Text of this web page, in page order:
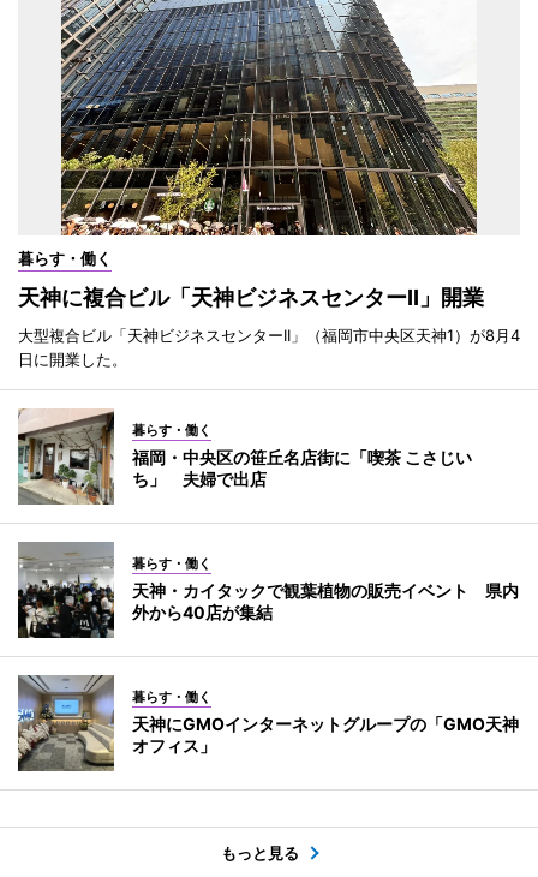
暮らす・働く
天神に複合ビル「天神ビジネスセンターII」開業
大型複合ビル「天神ビジネスセンターII」（福岡市中央区天神1）が8月4
日に開業した。
暮らす・働く
福岡・中央区の笹丘名店街に「喫茶 こさじい
ち」 夫婦で出店
暮らす・働く
天神・カイタックで観葉植物の販売イベント 県内
外から40店が集結
暮らす・働く
天神にGMOインターネットグループの「GMO天神
オフィス」
もっと見る